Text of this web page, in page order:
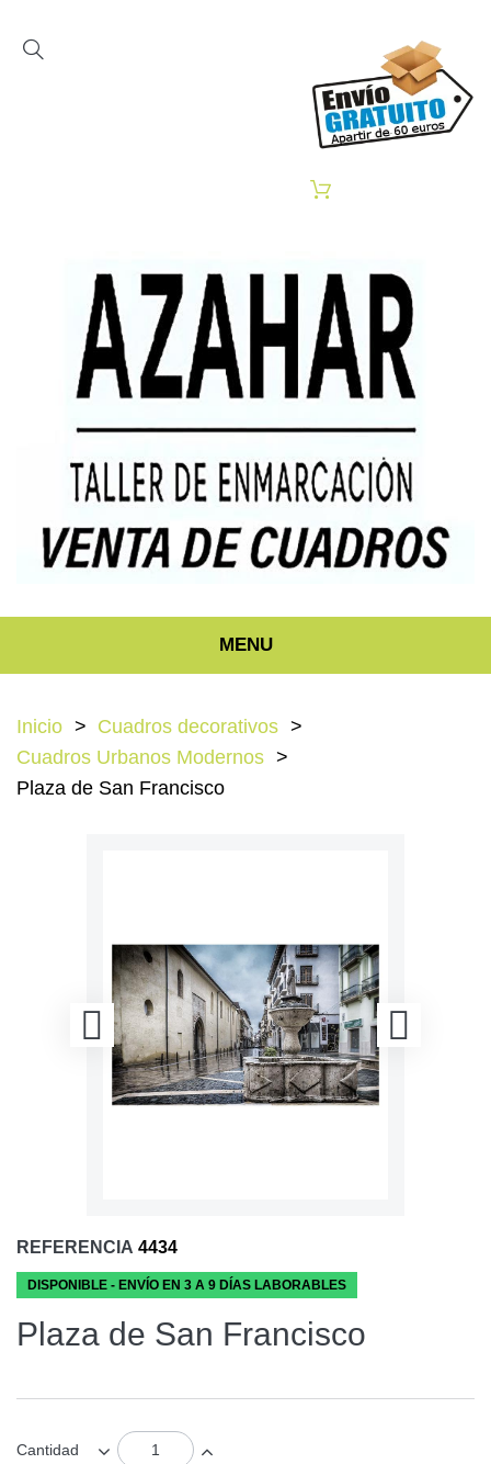
MENU
Inicio
Cuadros decorativos
Cuadros Urbanos Modernos
Plaza de San Francisco
REFERENCIA 4434
DISPONIBLE - ENVÍO EN 3 A 9 DÍAS LABORABLES
Plaza de San Francisco
Cantidad